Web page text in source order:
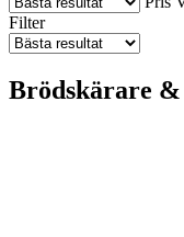
Filter
Brödskärare